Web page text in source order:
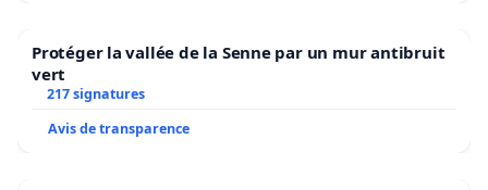
Protéger la vallée de la Senne par un mur antibruit
vert
217 signatures
Avis de transparence